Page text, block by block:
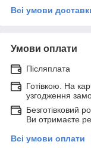
Всі умови
Умови оплати
Післяплата
Готівкою. На
узгодження
Безготівковий
Ви отримаєте
Всі умови оплати